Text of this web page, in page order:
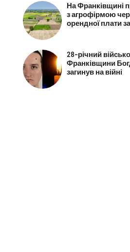
На Франківщині
з агрофірмою
орендної плати
28-річний
Франківщини
загинув на війні